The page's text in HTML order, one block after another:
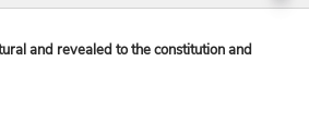
and revealed to the constitution and